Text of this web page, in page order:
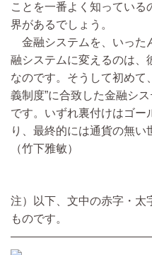
ことを一番よく知っている
界があるでしょう。
金融システムを、いった
融システムに変えるのは、
なのです。そうして初めて
義制度”に合致した金融シ
です。いずれ裏付けはゴー
り、最終的には通貨の無い
（竹下雅敏）
注）以下、文中の赤字・太
ものです。